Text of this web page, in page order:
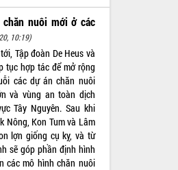
nuôi mới ở các
10:19)
Tập đoàn De Heus và
tục hợp tác để mở rộng
các dự án chăn nuôi
và vùng an toàn dịch
Tây Nguyên. Sau khi
Nông, Kon Tum và Lâm
lợn giống cụ kỵ, và từ
sẽ góp phần định hình
các mô hình chăn nuôi